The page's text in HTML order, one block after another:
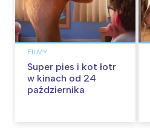
FILMY
Super pies i kot łotr
w kinach od 24
października